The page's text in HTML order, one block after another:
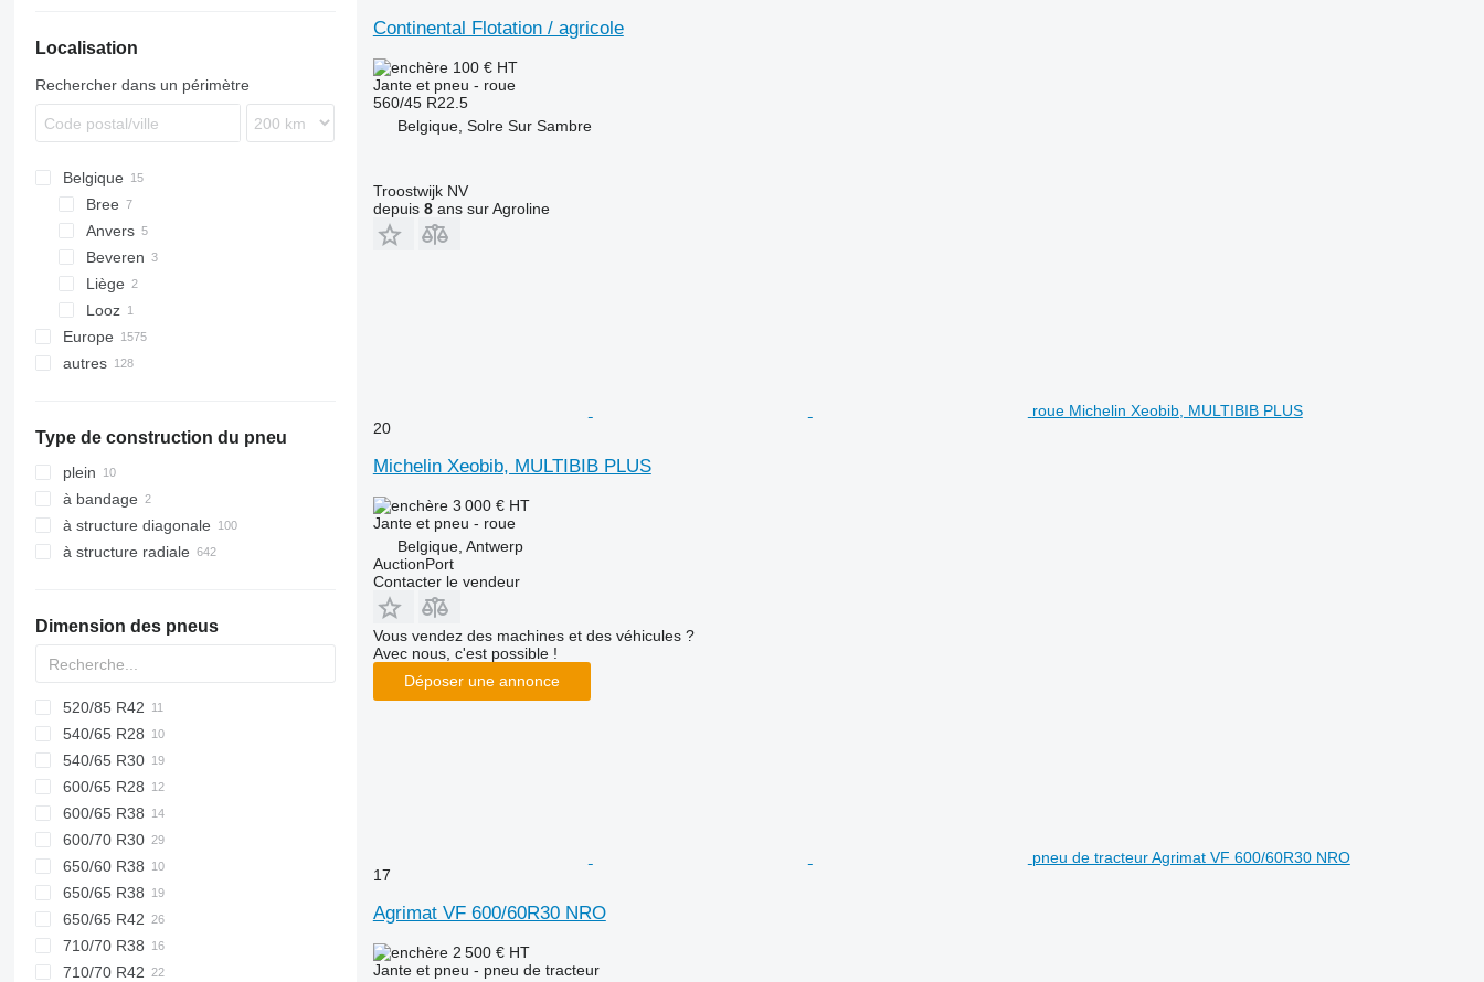
5610
6610
6640
7710
8210
8340
E-series
X-series
Localisation
Rechercher dans un périmètre
Belgique
Bree
Anvers
Beveren
Liège
Looz
Europe
Allemagne
Pays-Bas
Lituanie
Norvège
Royaume-Uni
autres
Type de construction du pneu
plein
à bandage
à structure diagonale
à structure radiale
Dimension des pneus
520/85 R42
540/65 R28
540/65 R30
600/65 R28
600/65 R38
600/70 R30
650/60 R38
650/65 R38
650/65 R42
710/70 R38
710/70 R42
Continental Flotation / agricole
100 € HT
Jante et pneu - roue
560/45 R22.5
Belgique, Solre Sur Sambre
Troostwijk NV
depuis 8ans sur Agroline
roue Michelin Xeobib, MULTIBIB PLUS
20
Michelin Xeobib, MULTIBIB PLUS
3 000 € HT
Jante et pneu - roue
Belgique, Antwerp
AuctionPort
Contacter le vendeur
Vous vendez des machines et des véhicules ?
Avec nous, c'est possible !
Déposer une annonce
pneu de tracteur Agrimat VF 600/60R30 NRO
17
Agrimat VF 600/60R30 NRO
2 500 € HT
Jante et pneu - pneu de tracteur